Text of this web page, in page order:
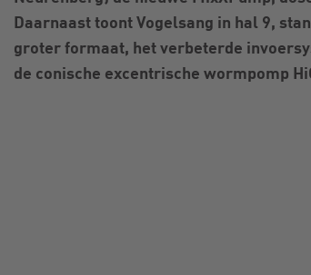
Daarnaast toont Vogelsang in hal 9,
groter formaat, het verbeterde
de conische excentrische wormpomp